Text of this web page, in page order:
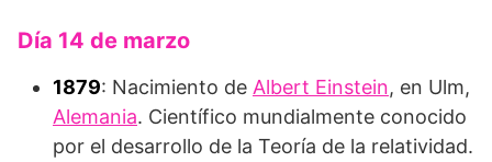
Día 14 de marzo
1879: Nacimiento de Albert Einstein, en Ulm,
Alemania. Científico mundialmente conocido
por el desarrollo de la Teoría de la relatividad.